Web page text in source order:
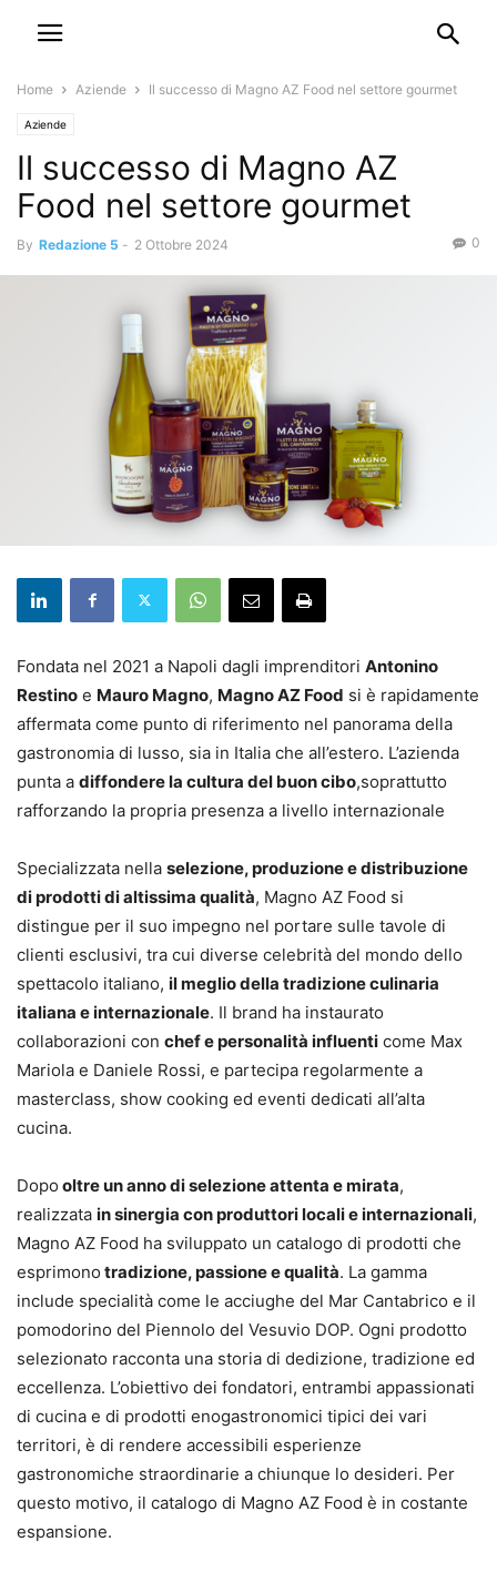
Home Aziende Il successo di Magno AZ Food nel settore gourmet
Aziende
Il successo di Magno AZ
Food nel settore gourmet
By Redazione 5 - 2 Ottobre 2024 0
Fondata nel 2021 a Napoli dagli imprenditori Antonino
Restino e Mauro Magno, Magno AZ Food si è rapidamente
affermata come punto di riferimento nel panorama della
gastronomia di lusso, sia in Italia che all’estero. L’azienda
punta a diffondere la cultura del buon cibo,soprattutto
rafforzando la propria presenza a livello internazionale
Specializzata nella selezione, produzione e distribuzione
di prodotti di altissima qualità, Magno AZ Food si
distingue per il suo impegno nel portare sulle tavole di
clienti esclusivi, tra cui diverse celebrità del mondo dello
spettacolo italiano, il meglio della tradizione culinaria
italiana e internazionale. Il brand ha instaurato
collaborazioni con chef e personalità influenti come Max
Mariola e Daniele Rossi, e partecipa regolarmente a
masterclass, show cooking ed eventi dedicati all’alta
cucina.
Dopo oltre un anno di selezione attenta e mirata,
realizzata in sinergia con produttori locali e internazionali,
Magno AZ Food ha sviluppato un catalogo di prodotti che
esprimono tradizione, passione e qualità. La gamma
include specialità come le acciughe del Mar Cantabrico e il
pomodorino del Piennolo del Vesuvio DOP. Ogni prodotto
selezionato racconta una storia di dedizione, tradizione ed
eccellenza. L’obiettivo dei fondatori, entrambi appassionati
di cucina e di prodotti enogastronomici tipici dei vari
territori, è di rendere accessibili esperienze
gastronomiche straordinarie a chiunque lo desideri. Per
questo motivo, il catalogo di Magno AZ Food è in costante
espansione.